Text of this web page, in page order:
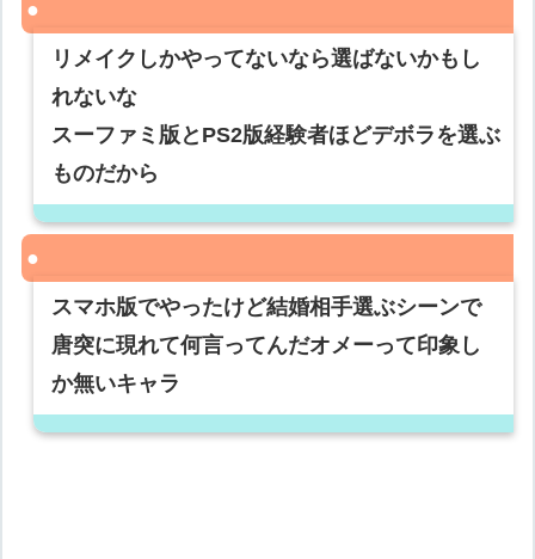
リメイクしかやってないなら選ばないかもし
れないな
スーファミ版とPS2版経験者ほどデボラを選ぶ
ものだから
スマホ版でやったけど結婚相手選ぶシーンで
唐突に現れて何言ってんだオメーって印象し
か無いキャラ